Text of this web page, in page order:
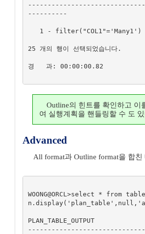
----------
25 개의 행이 선택되었습니다.
경   과: 00:00:00.82
Outline의 힌트를 확인하고 이
여 실행계획을 핸들링할 수 도
Advanced
All format과 Outline format을 합친
WOONG@ORCL>select * from
PLAN_TABLE_OUTPUT